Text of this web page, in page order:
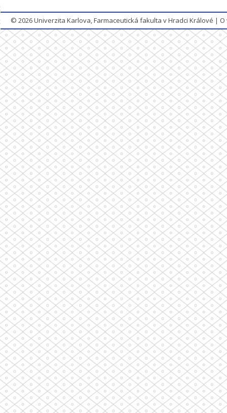
© 2026Univerzita Karlova, Farmaceutická fakulta v Hradci Králové |